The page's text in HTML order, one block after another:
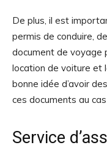
De plus, il est
permis de conduire,
document de voyage
location de voiture et
bonne idée d’avoir
ces documents au
Service